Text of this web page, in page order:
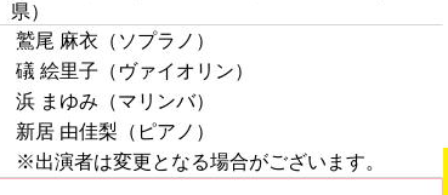
県）
鷲尾 麻衣 （ソプラノ）
礒 絵里子 （ヴァイオリン）
浜 まゆみ （マリンバ）
新居 由佳梨 （ピアノ）
※出演者は変更となる場合がございます。